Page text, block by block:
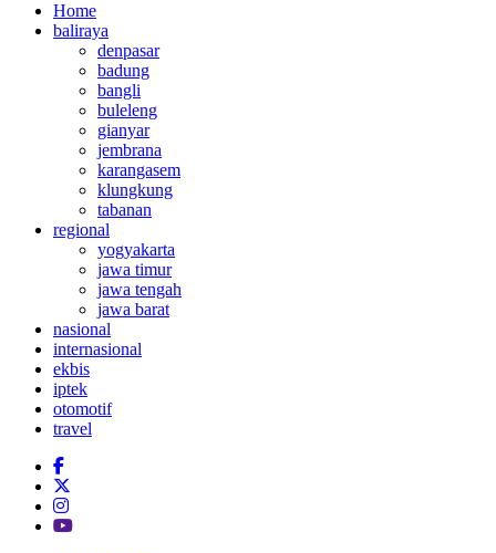
Home
baliraya
denpasar
badung
bangli
buleleng
gianyar
jembrana
karangasem
klungkung
tabanan
regional
yogyakarta
jawa timur
jawa tengah
jawa barat
nasional
internasional
ekbis
iptek
otomotif
travel